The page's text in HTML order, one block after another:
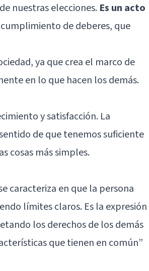
nuestras elecciones. Es un acto
de deberes, que
ya que crea el marco de
en lo que hacen los demás.
y satisfacción. La
de que tenemos suficiente
cosas más simples.
caracteriza en que la persona
límites claros. Es la expresión
los derechos de los demás
que tienen en común”